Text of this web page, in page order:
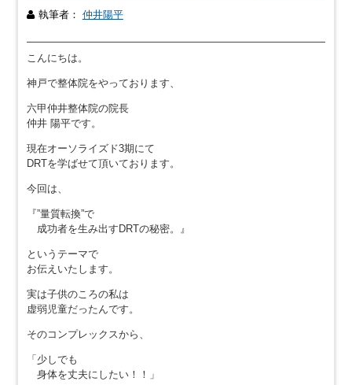
執筆者： 仲井陽平
こんにちは。
神戸で整体院をやっております、
六甲仲井整体院の院長
仲井 陽平です。
現在オーソライズド3期にて
DRTを学ばせて頂いております。
今回は、
『”量質転換”で
成功者を生み出すDRTの秘密。』
というテーマで
お伝えいたします。
実は子供のころの私は
虚弱児童だったんです。
そのコンプレックスから、
「少しでも
身体を丈夫にしたい！！」